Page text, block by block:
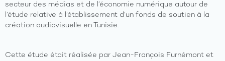
secteur des médias et de l’économie numérique autour de
l’étude relative à l’établissement d’un fonds de soutien à la
création audiovisuelle en Tunisie.
Cette étude était réalisée par Jean-François Furnémont et